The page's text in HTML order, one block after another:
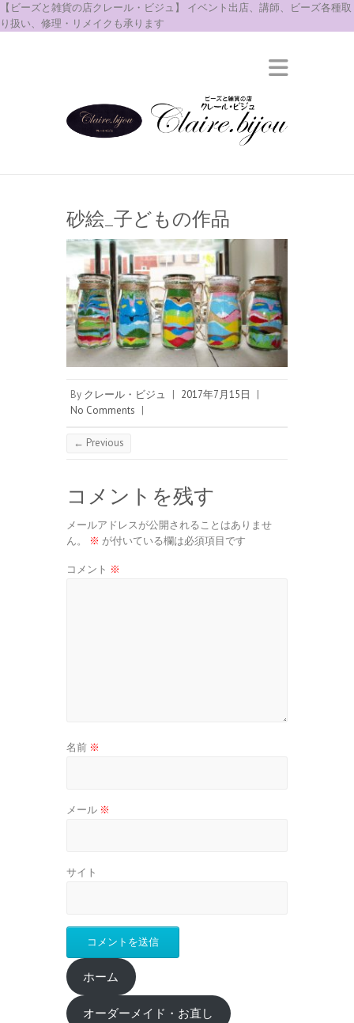
【ビーズと雑貨の店クレール・ビジュ】 イベント出店、講師、ビーズ各種取
り扱い、修理・リメイクも承ります
砂絵_子どもの作品
By クレール・ビジュ | 2017年7月15日
|
No Comments |
← Previous
コメントを残す
メールアドレスが公開されることはありませ
ん。
※ が付いている欄は必須項目です
コメント ※
名前 ※
メール ※
サイト
ホーム
オーダーメイド・お直し